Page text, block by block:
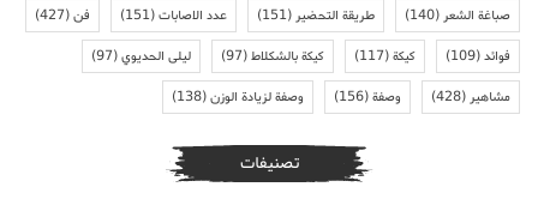
صباغة الشعر(140) طريقة التحضير(151) عدد الاصابات(151) فن(427)
فوائد(109) كيكة(117) كيكة بالشكلاط(97) ليلى الحديوي(97)
مشاهير(428) وصفة(156) وصفة لزيادة الوزن(138)
تصنيفات